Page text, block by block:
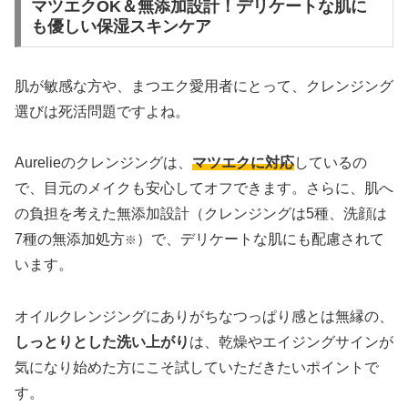
マツエクOK＆無添加設計！デリケートな肌に
も優しい保湿スキンケア
肌が敏感な方や、まつエク愛用者にとって、クレンジング
選びは死活問題ですよね。
Aurelieのクレンジングは、 マツエクに対応しているの
で、目元のメイクも安心してオフできます。さらに、肌へ
の負担を考えた無添加設計（クレンジングは5種、洗顔は
7種の無添加処方※ ）で、デリケートな肌にも配慮されて
います。
オイルクレンジングにありがちなつっぱり感とは無縁の、
しっとりとした洗い上がり は、乾燥やエイジングサインが
気になり始めた方にこそ試していただきたいポイントで
す。